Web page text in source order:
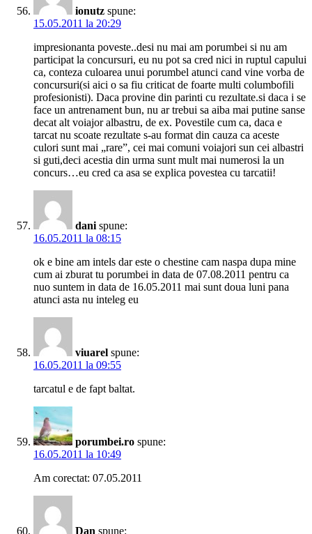
ionutz spune:
15.05.2011 la 20:29
impresionanta poveste..desi nu mai am porumbei si nu am
participat la concursuri, eu nu pot sa cred nici in ruptul capului
ca, conteza culoarea unui porumbel atunci cand vine vorba de
concursuri(si aici o sa fiu criticat de foarte multi columbofili
profesionisti). Daca provine din parinti cu rezultate.si daca i se
face un antrenament bun, nu ar trebui sa aiba mai putine sanse
decat alt voiajor albastru, de ex. Povestile cum ca, daca e
tarcat nu scoate rezultate s-au format din cauza ca aceste
culori sunt mai „rare”, cei mai comuni voiajori sun cei albastri
si guti,deci acestia din urma sunt mult mai numerosi la un
concurs…eu cred ca asa se explica povestea cu tarcatii!
dani spune:
16.05.2011 la 08:15
ok e bine am intels dar este o chestine cam naspa dupa mine
cum ai zburat tu porumbei in data de 07.08.2011 pentru ca
nuo suntem in data de 16.05.2011 mai sunt doua luni pana
atunci asta nu inteleg eu
viuarel spune:
16.05.2011 la 09:55
tarcatul e de fapt baltat.
porumbei.ro spune:
16.05.2011 la 10:49
Am corectat: 07.05.2011
Dan spune: